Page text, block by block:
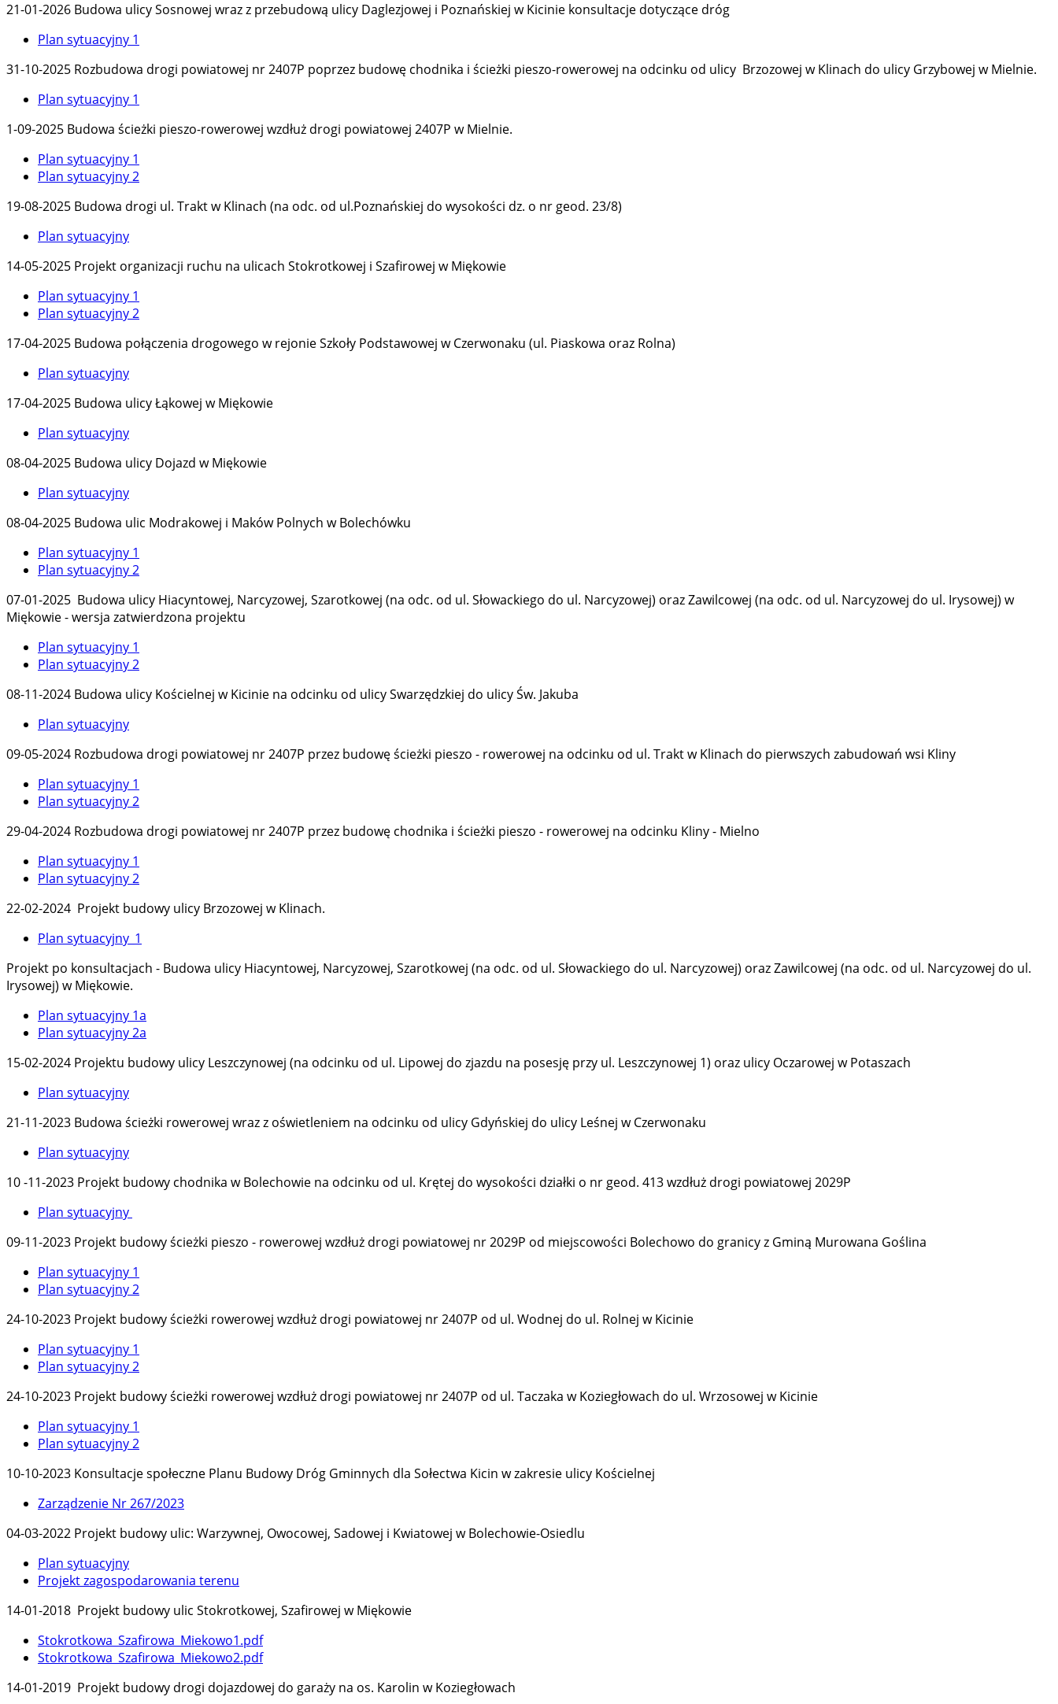
21-01-2026 Budowa ulicy Sosnowej wraz z przebudową ulicy Daglezjowej i Poznańskiej w Kicinie konsultacje dotyczące dróg
Plan sytuacyjny 1
31-10-2025 Rozbudowa drogi powiatowej nr 2407P poprzez budowę chodnika i ścieżki pieszo-rowerowej na odcinku od ulicy Brzozowej w Klinach do ulicy Grzybowej w Mielnie.
Plan sytuacyjny 1
1-09-2025 Budowa ścieżki pieszo-rowerowej wzdłuż drogi powiatowej 2407P w Mielnie.
Plan sytuacyjny 1
Plan sytuacyjny 2
19-08-2025 Budowa drogi ul. Trakt w Klinach (na odc. od ul.Poznańskiej do wysokości dz. o nr geod. 23/8)
Plan sytuacyjny
14-05-2025 Projekt organizacji ruchu na ulicach Stokrotkowej i Szafirowej w Miękowie
Plan sytuacyjny 1
Plan sytuacyjny 2
17-04-2025 Budowa połączenia drogowego w rejonie Szkoły Podstawowej w Czerwonaku (ul. Piaskowa oraz Rolna)
Plan sytuacyjny
17-04-2025 Budowa ulicy Łąkowej w Miękowie
Plan sytuacyjny
08-04-2025 Budowa ulicy Dojazd w Miękowie
Plan sytuacyjny
08-04-2025 Budowa ulic Modrakowej i Maków Polnych w Bolechówku
Plan sytuacyjny 1
Plan sytuacyjny 2
07-01-2025 Budowa ulicy Hiacyntowej, Narcyzowej, Szarotkowej (na odc. od ul. Słowackiego do ul. Narcyzowej) oraz Zawilcowej (na odc. od ul. Narcyzowej do ul. Irysowej) w
Miękowie - wersja zatwierdzona projektu
Plan sytuacyjny 1
Plan sytuacyjny 2
08-11-2024 Budowa ulicy Kościelnej w Kicinie na odcinku od ulicy Swarzędzkiej do ulicy Św. Jakuba
Plan sytuacyjny
09-05-2024 Rozbudowa drogi powiatowej nr 2407P przez budowę ścieżki pieszo - rowerowej na odcinku od ul. Trakt w Klinach do pierwszych zabudowań wsi Kliny
Plan sytuacyjny 1
Plan sytuacyjny 2
29-04-2024 Rozbudowa drogi powiatowej nr 2407P przez budowę chodnika i ścieżki pieszo - rowerowej na odcinku Kliny - Mielno
Plan sytuacyjny 1
Plan sytuacyjny 2
22-02-2024 Projekt budowy ulicy Brzozowej w Klinach.
Plan sytuacyjny_1
Projekt po konsultacjach - Budowa ulicy Hiacyntowej, Narcyzowej, Szarotkowej (na odc. od ul. Słowackiego do ul. Narcyzowej) oraz Zawilcowej (na odc. od ul. Narcyzowej do ul.
Irysowej) w Miękowie.
Plan sytuacyjny 1a
Plan sytuacyjny 2a
15-02-2024 Projektu budowy ulicy Leszczynowej (na odcinku od ul. Lipowej do zjazdu na posesję przy ul. Leszczynowej 1) oraz ulicy Oczarowej w Potaszach
Plan sytuacyjny
21-11-2023 Budowa ścieżki rowerowej wraz z oświetleniem na odcinku od ulicy Gdyńskiej do ulicy Leśnej w Czerwonaku
Plan sytuacyjny
10 -11-2023 Projekt budowy chodnika w Bolechowie na odcinku od ul. Krętej do wysokości działki o nr geod. 413 wzdłuż drogi powiatowej 2029P
Plan sytuacyjny
09-11-2023 Projekt budowy ścieżki pieszo - rowerowej wzdłuż drogi powiatowej nr 2029P od miejscowości Bolechowo do granicy z Gminą Murowana Goślina
Plan sytuacyjny 1
Plan sytuacyjny 2
24-10-2023 Projekt budowy ścieżki rowerowej wzdłuż drogi powiatowej nr 2407P od ul. Wodnej do ul. Rolnej w Kicinie
Plan sytuacyjny 1
Plan sytuacyjny 2
24-10-2023 Projekt budowy ścieżki rowerowej wzdłuż drogi powiatowej nr 2407P od ul. Taczaka w Koziegłowach do ul. Wrzosowej w Kicinie
Plan sytuacyjny 1
Plan sytuacyjny 2
10-10-2023 Konsultacje społeczne Planu Budowy Dróg Gminnych dla Sołectwa Kicin w zakresie ulicy Kościelnej
Zarządzenie Nr 267/2023
04-03-2022 Projekt budowy ulic: Warzywnej, Owocowej, Sadowej i Kwiatowej w Bolechowie-Osiedlu
Plan sytuacyjny
Projekt zagospodarowania terenu
14-01-2018 Projekt budowy ulic Stokrotkowej, Szafirowej w Miękowie
Stokrotkowa_Szafirowa_Miekowo1.pdf
Stokrotkowa_Szafirowa_Miekowo2.pdf
14-01-2019 Projekt budowy drogi dojazdowej do garaży na os. Karolin w Koziegłowach